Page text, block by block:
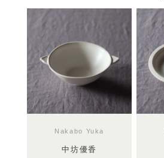
Nakabo Yuka
中坊優香